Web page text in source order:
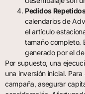
Pedidos
calendarios de
el artículo
tamaño completo.
generado por el
Por supuesto, una
una inversión inicial.
campaña, asegurar